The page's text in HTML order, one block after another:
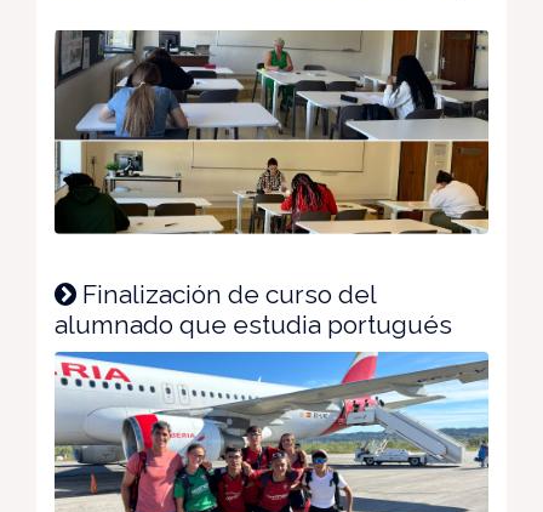
Finalización de curso del
alumnado que estudia portugués